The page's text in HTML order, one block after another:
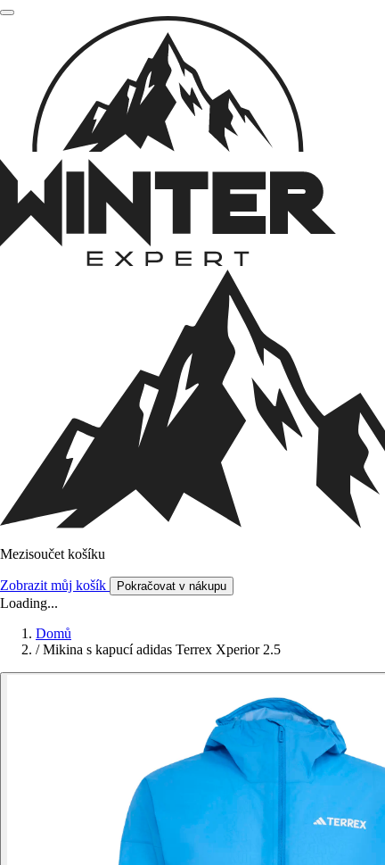
Mezisoučet košíku
Zobrazit můj košík Pokračovat v nákupu
Loading...
Domů
/ Mikina s kapucí adidas Terrex Xperior 2.5